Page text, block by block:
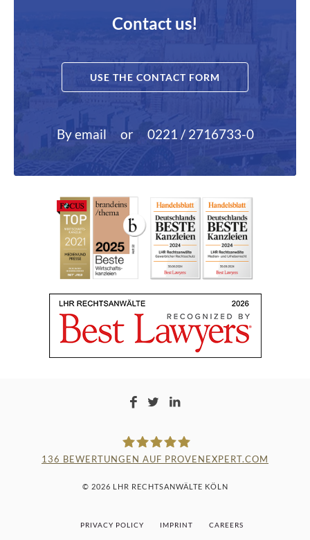
Contact us!
USE THE CONTACT FORM
By email or 0221 / 2716733-0
LAMPMANN, HABERKAMM &
136 BEWERTUNGEN AUF PROVENEXPERT.COM
© 2026 LHR RECHTSANWÄLTE KÖLN
PRIVACY POLICY IMPRINT CAREERS